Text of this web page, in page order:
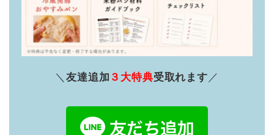
＼友達追加 ３大特典受取れます ／